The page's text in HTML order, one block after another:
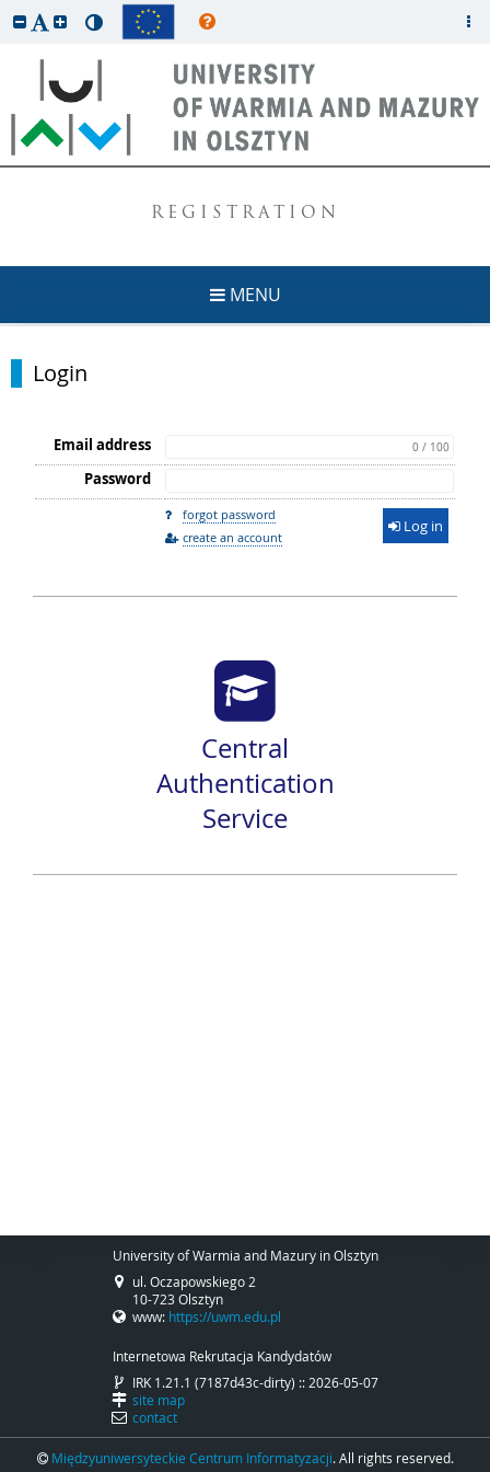
REGISTRATION
MENU
Login
Email address 0 / 100
Password
forgot password
create an account
Log in
Central
Authentication
Service
University of Warmia and Mazury in Olsztyn
ul. Oczapowskiego 2
10-723 Olsztyn
www: https://uwm.edu.pl
Internetowa Rekrutacja Kandydatów
IRK 1.21.1 (7187d43c-dirty) :: 2026-05-07
site map
contact
Międzyuniwersyteckie Centrum Informatyzacji. All rights reserved.